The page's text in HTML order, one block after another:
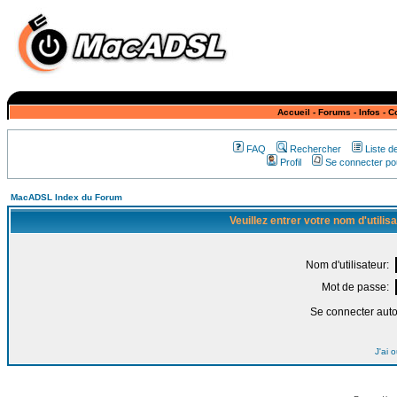
Accueil - Forums - Infos -
FAQ Rechercher
Liste
Profil
Se connecter
MacADSL Index du Forum
Veuillez entrer votre nom
Nom d'utilisateur:
Mot de passe:
Se connecter
J'ai